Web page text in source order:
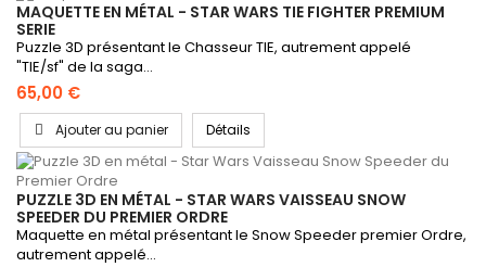
MAQUETTE EN MÉTAL - STAR WARS TIE FIGHTER PREMIUM
SERIE
Puzzle 3D présentant le Chasseur TIE, autrement appelé
"TIE/sf" de la saga...
65,00 €
Ajouter au panier Détails
PUZZLE 3D EN MÉTAL - STAR WARS VAISSEAU SNOW
SPEEDER DU PREMIER ORDRE
Maquette en métal présentant le Snow Speeder premier Ordre,
autrement appelé...